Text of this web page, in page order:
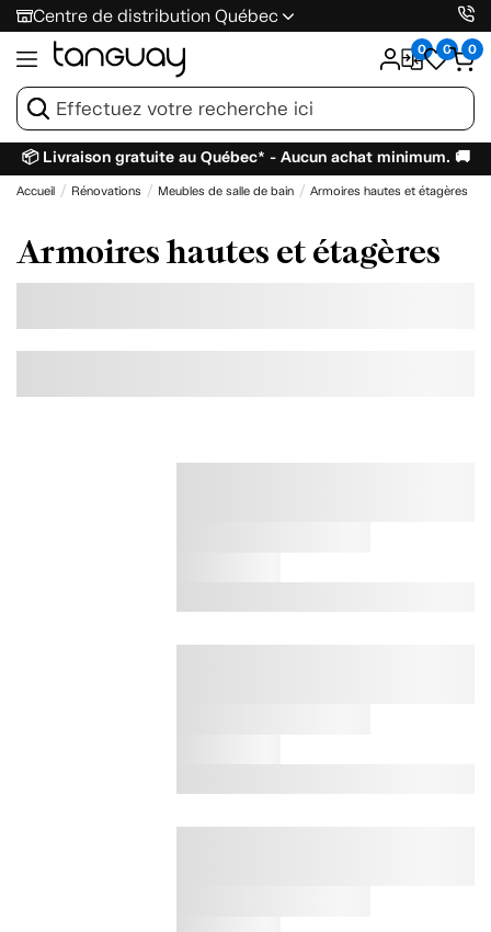
Centre de distribution Québec
0 0 0
📦 Livraison gratuite au Québec* - Aucun achat minimum. 🚚
Accueil Rénovations Meubles de salle de bain Armoires hautes et étagères
Armoires hautes et étagères